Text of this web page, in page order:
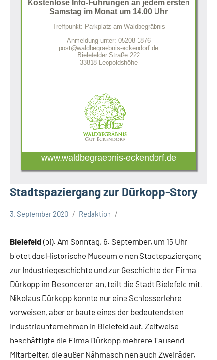
Kostenlose Info-Führungen an jedem ersten
Samstag im Monat um 14.00 Uhr
Treffpunkt: Parkplatz am Waldbegräbnis
Anmeldung unter: 05208-1876
post@waldbegraebnis-eckendorf.de
Bielefelder Straße 222
33818 Leopoldshöhe
www.waldbegraebnis-eckendorf.de
Stadtspaziergang zur Dürkopp-Story
3. September 2020 Redaktion
Bielefeld (bi). Am Sonntag, 6. September, um 15 Uhr
bietet das Historische Museum einen Stadtspaziergang
zur Industriegeschichte und zur Geschichte der Firma
Dürkopp im Besonderen an, teilt die Stadt Bielefeld mit.
Nikolaus Dürkopp konnte nur eine Schlosserlehre
vorweisen, aber er baute eines der bedeutendsten
Industrieunternehmen in Bielefeld auf. Zeitweise
beschäftigte die Firma Dürkopp mehrere Tausend
Mitarbeiter, die außer Nähmaschinen auch Zweiräder,